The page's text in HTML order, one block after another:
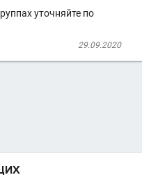
уточняйте по
29.09.2020